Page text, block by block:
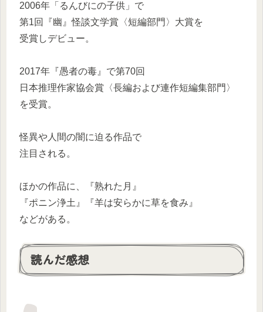
2006年「るんびにの子供」で
第1回『幽』怪談文学賞〈短編部門〉大賞を
受賞しデビュー。
2017年『愚者の毒』で第70回
日本推理作家協会賞〈長編および連作短編集部門〉
を受賞。
怪異や人間の闇に迫る作品で
注目される。
ほかの作品に、『熟れた月』
『ポニン浄土』『羊は安らかに草を食み』
などがある。
読んだ感想